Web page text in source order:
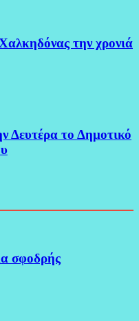
την χρονιά
Δευτέρα το Δημοτικό
σφοδρής